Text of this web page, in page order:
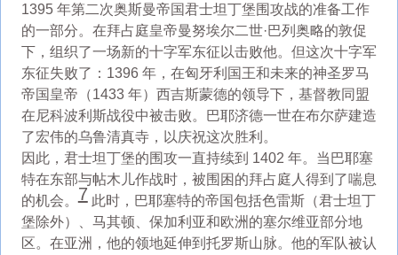
1395 年第二次奥斯曼帝国君士坦丁堡围攻战的准备工作
的一部分。在拜占庭皇帝曼努埃尔二世·巴列奥略的敦促
下，组织了一场新的十字军东征以击败他。但这次十字军
东征失败了：1396 年，在匈牙利国王和未来的神圣罗马
帝国皇帝（1433 年）西吉斯蒙德的领导下，基督教同盟
在尼科波利斯战役中被击败。巴耶济德一世在布尔萨建造
了宏伟的乌鲁清真寺，以庆祝这次胜利。
因此，君士坦丁堡的围攻一直持续到 1402 年。当巴耶塞
特在东部与帖木儿作战时，被围困的拜占庭人得到了喘息
的机会。7此时，巴耶塞特的帝国包括色雷斯（君士坦丁
堡除外）、马其顿、保加利亚和欧洲的塞尔维亚部分地
区。在亚洲，他的领地延伸到托罗斯山脉。他的军队被认